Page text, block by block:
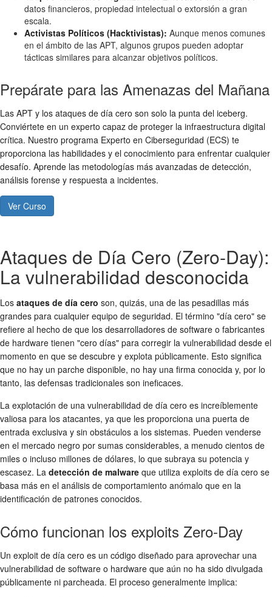
datos financieros, propiedad intelectual o extorsión a gran
escala.
Activistas Políticos (Hacktivistas): Aunque menos comunes
en el ámbito de las APT, algunos grupos pueden adoptar
tácticas similares para alcanzar objetivos políticos.
Prepárate para las Amenazas del Mañana
Las APT y los ataques de día cero son solo la punta del iceberg.
Conviértete en un experto capaz de proteger la infraestructura digital
crítica. Nuestro programa Experto en Ciberseguridad (ECS) te
proporciona las habilidades y el conocimiento para enfrentar cualquier
desafío. Aprende las metodologías más avanzadas de detección,
análisis forense y respuesta a incidentes.
Ver Curso
Ataques de Día Cero (Zero-Day):
La vulnerabilidad desconocida
Los ataques de día cero son, quizás, una de las pesadillas más
grandes para cualquier equipo de seguridad. El término "día cero" se
refiere al hecho de que los desarrolladores de software o fabricantes
de hardware tienen "cero días" para corregir la vulnerabilidad desde el
momento en que se descubre y explota públicamente. Esto significa
que no hay un parche disponible, no hay una firma conocida y, por lo
tanto, las defensas tradicionales son ineficaces.
La explotación de una vulnerabilidad de día cero es increíblemente
valiosa para los atacantes, ya que les proporciona una puerta de
entrada exclusiva y sin obstáculos a los sistemas. Pueden venderse
en el mercado negro por sumas considerables, a menudo cientos de
miles o incluso millones de dólares, lo que subraya su potencia y
escasez. La detección de malware que utiliza exploits de día cero se
basa más en el análisis de comportamiento anómalo que en la
identificación de patrones conocidos.
Cómo funcionan los exploits Zero-Day
Un exploit de día cero es un código diseñado para aprovechar una
vulnerabilidad de software o hardware que aún no ha sido divulgada
públicamente ni parcheada. El proceso generalmente implica: